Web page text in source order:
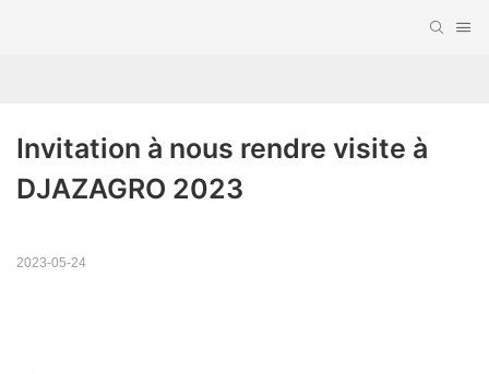
Invitation à nous rendre visite à
DJAZAGRO 2023
2023-05-24